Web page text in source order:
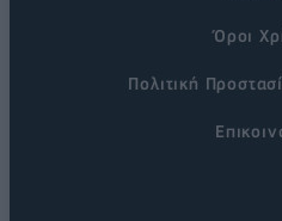
Όροι
Πολιτική